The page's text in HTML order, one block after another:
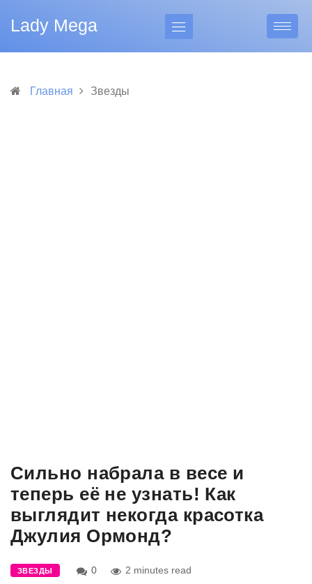
Lady Mega
Главная Звезды
Сильно набрала в весе и
теперь её не узнать! Как
выглядит некогда красотка
Джулия Ормонд?
ЗВЕЗДЫ 0 2 minutes read